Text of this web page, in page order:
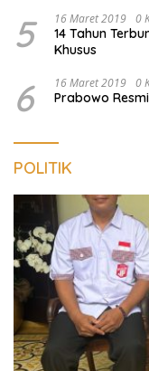
5 16 Maret 2019 0
14 Tahun
Khusus
6 16 Maret 2019 0
Prabowo
POLITIK